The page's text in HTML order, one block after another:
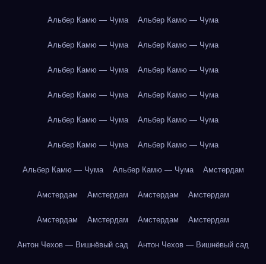
Альбер Камю — Чума Альбер Камю — Чума
Альбер Камю — Чума Альбер Камю — Чума
Альбер Камю — Чума Альбер Камю — Чума
Альбер Камю — Чума Альбер Камю — Чума
Альбер Камю — Чума Альбер Камю — Чума
Альбер Камю — Чума Альбер Камю — Чума
Альбер Камю — Чума Альбер Камю — Чума Амстердам
Амстердам Амстердам Амстердам Амстердам
Амстердам Амстердам Амстердам Амстердам
Антон Чехов — Вишнёвый сад Антон Чехов — Вишнёвый сад